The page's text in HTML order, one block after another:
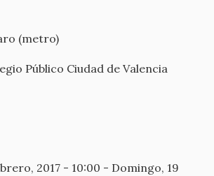
(metro)
Público Ciudad de Valencia
2017 - 10:00 - Domingo, 19